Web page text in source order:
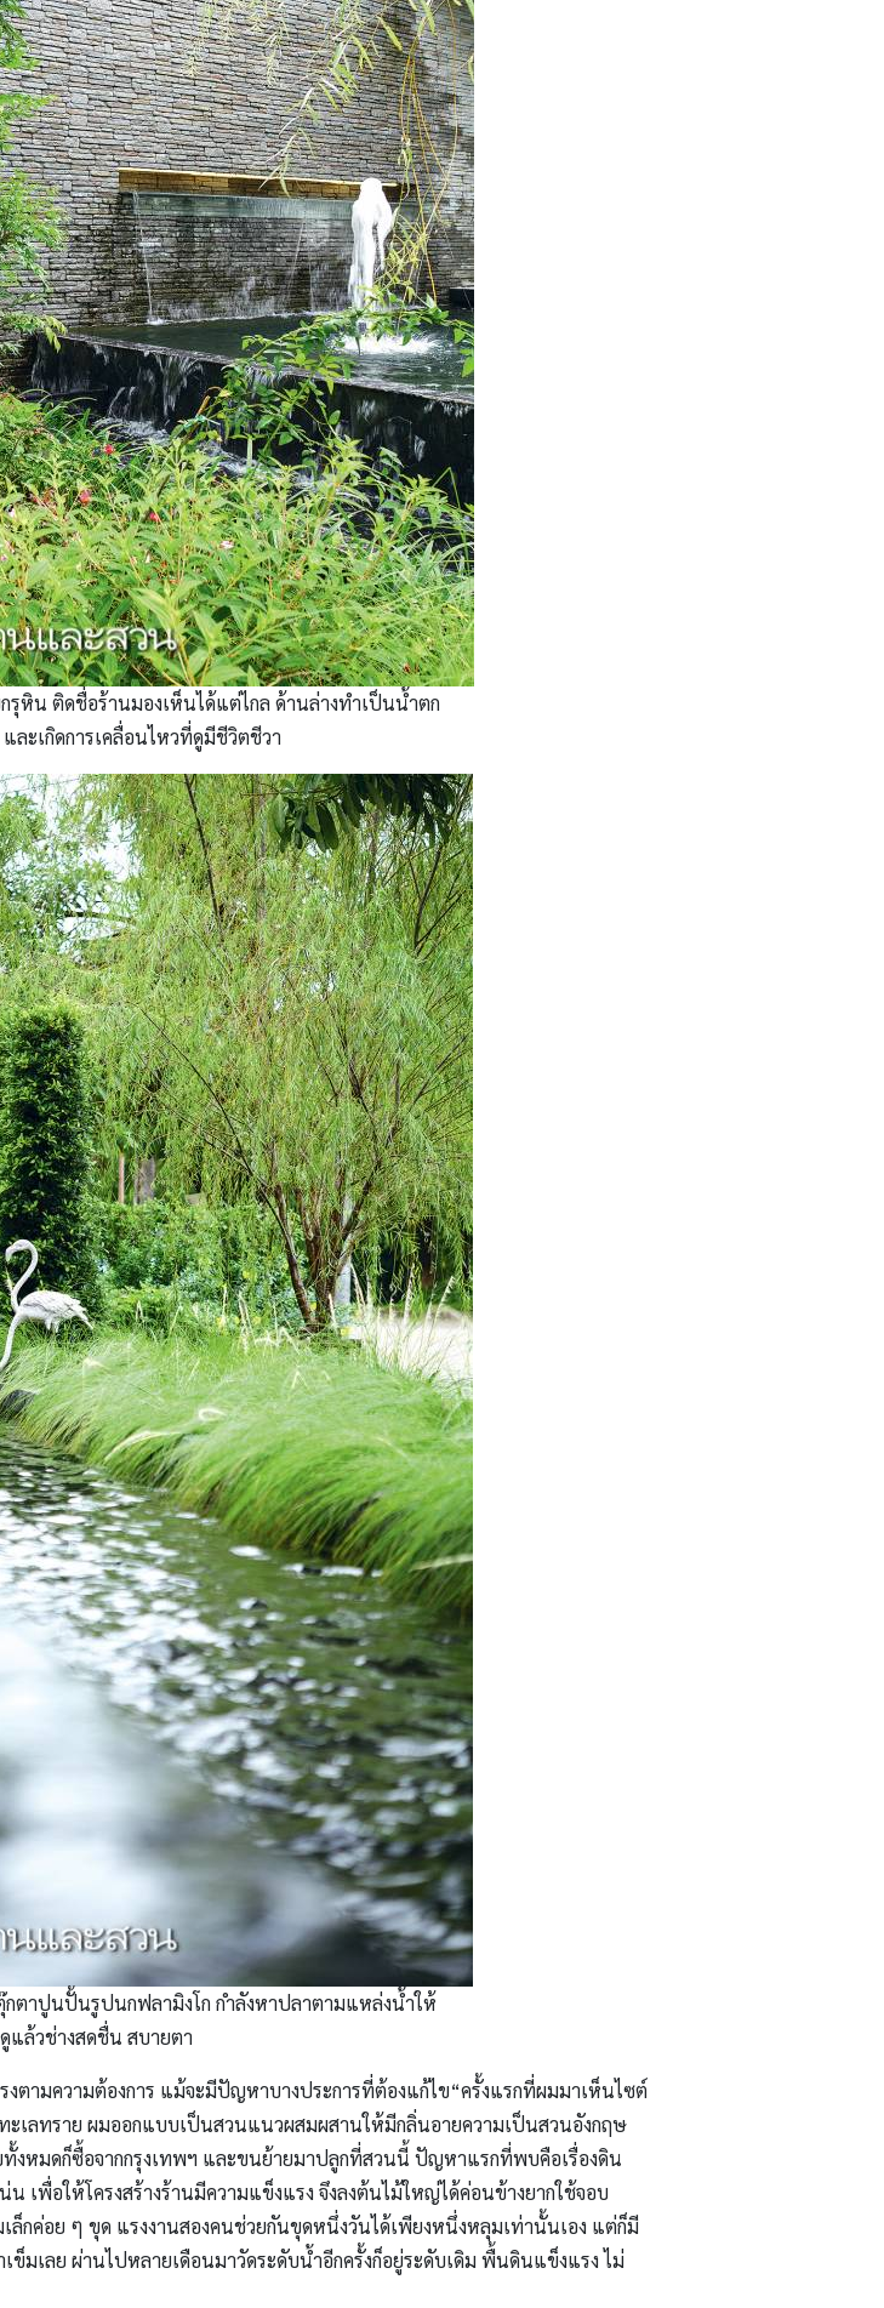
หิน ติดชื่อร้านมองเห็นได้แต่ไกล ด้านล่างทำเป็นน้ำตก
ะเกิดการเคลื่อนไหวที่ดูมีชีวิตชีวา
าปูนปั้นรูปนกฟลามิงโก กำลังหาปลาตามแหล่งน้ำให้
แล้วช่างสดชื่น สบายตา
ามความต้องการ แม้จะมีปัญหาบางประการที่ต้องแก้ไข“ครั้งแรกที่ผมมาเห็นไซต์
ะเลทราย ผมออกแบบเป็นสวนแนวผสมผสานให้มีกลิ่นอายความเป็นสวนอังกฤษ
งหมดก็ซื้อจากกรุงเทพฯ และขนย้ายมาปลูกที่สวนนี้ ปัญหาแรกที่พบคือเรื่องดิน
พื่อให้โครงสร้างร้านมีความแข็งแรง จึงลงต้นไม้ใหญ่ได้ค่อนข้างยากใช้จอบ
กค่อย ๆ ขุด แรงงานสองคนช่วยกันขุดหนึ่งวันได้เพียงหนึ่งหลุมเท่านั้นเอง แต่ก็มี
ข็มเลย ผ่านไปหลายเดือนมาวัดระดับน้ำอีกครั้งก็อยู่ระดับเดิม พื้นดินแข็งแรง ไม่